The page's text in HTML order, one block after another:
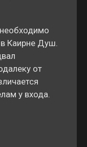
Каирне Душ.
от
у входа.